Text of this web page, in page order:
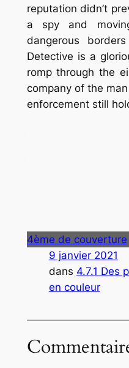
reputation didn’t
a spy and
dangerous
Detective is a
romp through the
company of the
enforcement still
4ème de couverture
9 janvier 2021
dans 4.7.1 Des
en couleur